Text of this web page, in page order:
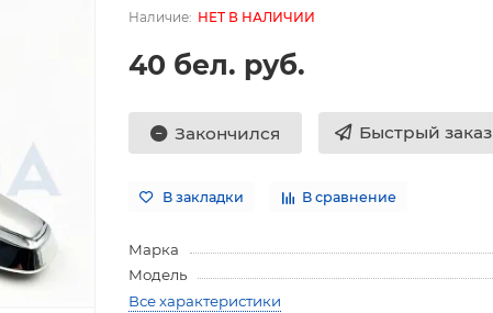
НЕТ В НАЛИЧИИ
40 бел. руб.
Закончился Быстрый заказ
В закладки В сравнение
Марка
Модель
Все характеристики